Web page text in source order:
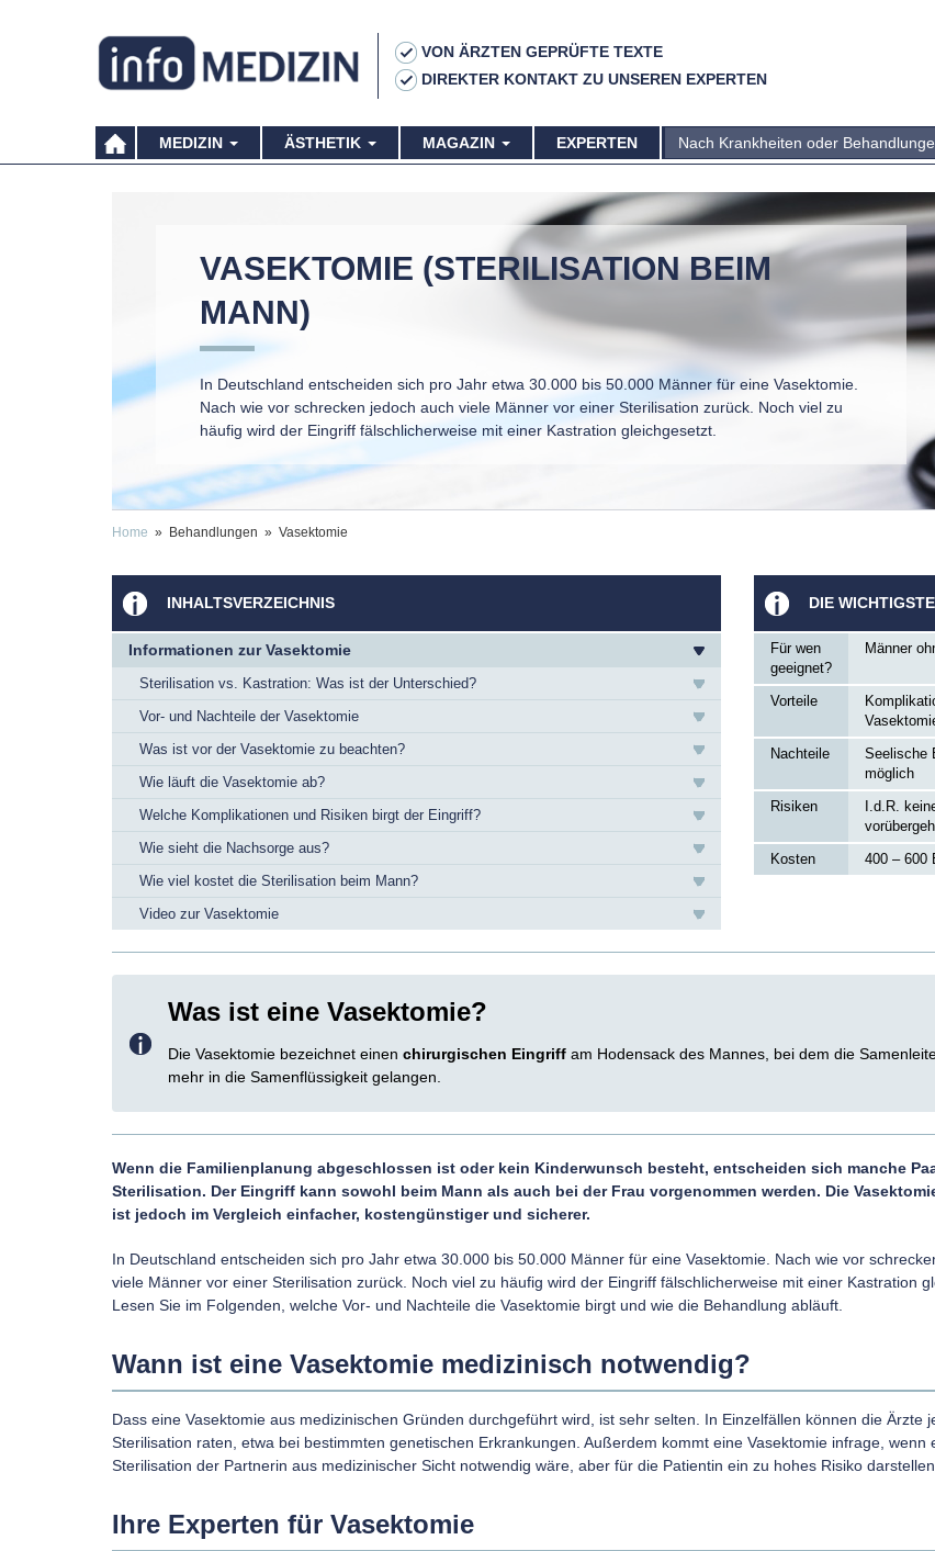
VON ÄRZTEN GEPRÜFTE TEXTE
DIREKTER KONTAKT ZU UNSEREN EXPERTEN
MEDIZIN ÄSTHETIK MAGAZIN EXPERTEN
VASEKTOMIE (STERILISATION BEIM
MANN)
In Deutschland entscheiden sich pro Jahr etwa 30.000 bis 50.000 Männer für eine Vasektomie.
Nach wie vor schrecken jedoch auch viele Männer vor einer Sterilisation zurück. Noch viel zu
häufig wird der Eingriff fälschlicherweise mit einer Kastration gleichgesetzt.
Home » Behandlungen » Vasektomie
INHALTSVERZEICHNIS
Informationen zur Vasektomie
Sterilisation vs. Kastration: Was ist der Unterschied?
Vor- und Nachteile der Vasektomie
Was ist vor der Vasektomie zu beachten?
Wie läuft die Vasektomie ab?
Welche Komplikationen und Risiken birgt der Eingriff?
Wie sieht die Nachsorge aus?
Wie viel kostet die Sterilisation beim Mann?
Video zur Vasektomie
DIE
Für wen
geeignet?
Männer
Vorteile
Nachteile
Seelische
möglich
Risiken
I.d.R.
Kosten
400 – 600
Was ist eine Vasektomie?
Die Vasektomie bezeichnet einen chirurgischen Eingriff am Hodensack des Mannes, bei dem die
mehr in die Samenflüssigkeit gelangen.
Wenn die Familienplanung abgeschlossen ist oder kein Kinderwunsch besteht, entscheiden sich manche
Sterilisation. Der Eingriff kann sowohl beim Mann als auch bei der Frau vorgenommen werden. Die
ist jedoch im Vergleich einfacher, kostengünstiger und sicherer.
In Deutschland entscheiden sich pro Jahr etwa 30.000 bis 50.000 Männer für eine Vasektomie. Nach wie vor
viele Männer vor einer Sterilisation zurück. Noch viel zu häufig wird der Eingriff fälschlicherweise mit einer Kastration
Lesen Sie im Folgenden, welche Vor- und Nachteile die Vasektomie birgt und wie die Behandlung abläuft.
Wann ist eine Vasektomie medizinisch notwendig?
Dass eine Vasektomie aus medizinischen Gründen durchgeführt wird, ist sehr selten. In Einzelfällen können die Ärzte
Sterilisation raten, etwa bei bestimmten genetischen Erkrankungen. Außerdem kommt eine Vasektomie infrage, wenn
Sterilisation der Partnerin aus medizinischer Sicht notwendig wäre, aber für die Patientin ein zu hohes Risiko darstellen
Ihre Experten für Vasektomie